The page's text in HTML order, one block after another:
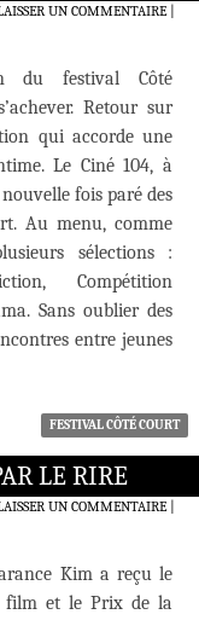
UN COMMENTAIRE|
du festival Côté
Retour sur
qui accorde une
Le Ciné 104, à
fois paré des
Au menu, comme
sélections :
Compétition
Sans oublier des
entre jeunes
FESTIVAL CÔTÉ COURT
LE RIRE
UN COMMENTAIRE|
Kim a reçu le
film et le Prix de la